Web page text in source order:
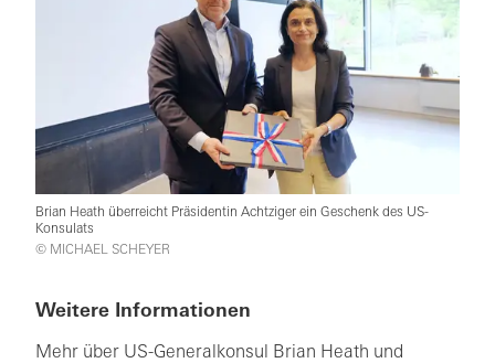
Brian Heath überreicht Präsidentin Achtziger ein Geschenk des US-
Konsulats
© MICHAEL SCHEYER
Weitere Informationen
Mehr über US-Generalkonsul Brian Heath und